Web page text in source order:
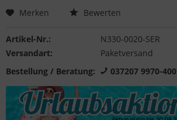
Merken Bewerten
Artikel-Nr.:
N330-0020-SER
Versandart:
Paketversand
Bestellung / Beratung:
037207 9970-400